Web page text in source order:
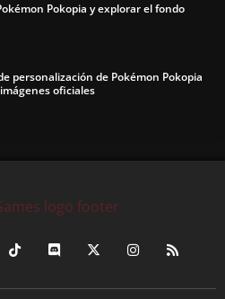
Pokopia y explorar el fondo
personalización de Pokémon Pokopia
oficiales